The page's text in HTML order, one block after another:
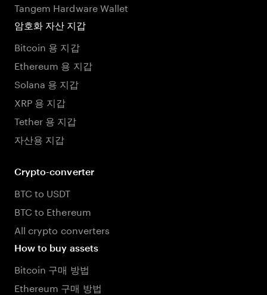
Tangem Hardware Wallet
암호화 자산 지갑
Bitcoin 용 지갑
Ethereum 용 지갑
Solana 용 지갑
XRP 용 지갑
Tether 용 지갑
자산용 지갑
Crypto-converter
BTC to USDT
BTC to Ethereum
All crypto converters
How to buy assets
Bitcoin 구매 방법
Ethereum 구매 방법